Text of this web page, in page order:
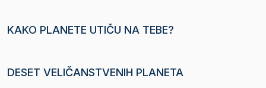
KAKO PLANETE UTIČU NA TEBE?
DESET VELIČANSTVENIH PLANETA